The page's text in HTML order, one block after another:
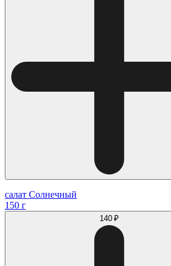
салат Солнечный
150 г
140 ₽